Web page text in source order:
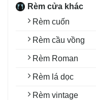
Rèm cửa khác
Rèm cuốn
Rèm cầu vồng
Rèm Roman
Rèm lá dọc
Rèm vintage